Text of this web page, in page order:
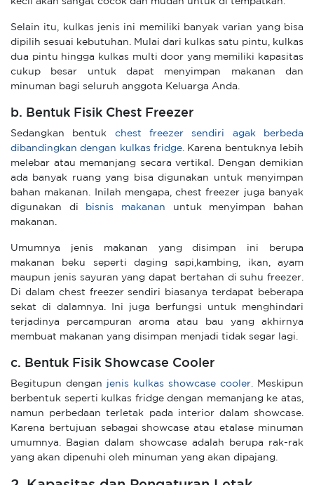
Selain itu, kulkas jenis ini memiliki banyak varian yang bisa
dipilih sesuai kebutuhan. Mulai dari kulkas satu pintu, kulkas
dua pintu hingga kulkas multi door yang memiliki kapasitas
cukup besar untuk dapat menyimpan makanan dan
minuman bagi seluruh anggota Keluarga Anda.
b. Bentuk Fisik Chest Freezer
Sedangkan bentuk chest freezer sendiri agak berbeda
dibandingkan dengan kulkas fridge.
Karena bentuknya lebih
melebar atau memanjang secara vertikal. Dengan demikian
ada banyak ruang yang bisa digunakan untuk menyimpan
bahan makanan. Inilah mengapa, chest freezer juga banyak
digunakan di
bisnis makanan untuk menyimpan bahan
makanan.
Umumnya jenis makanan yang disimpan ini berupa
makanan beku seperti daging sapi,kambing, ikan, ayam
maupun jenis sayuran yang dapat bertahan di suhu freezer.
Di dalam chest freezer sendiri biasanya terdapat beberapa
sekat di dalamnya. Ini juga berfungsi untuk menghindari
terjadinya percampuran aroma atau bau yang akhirnya
membuat makanan yang disimpan menjadi tidak segar lagi.
c. Bentuk Fisik Showcase Cooler
Begitupun dengan jenis kulkas showcase cooler.
Meskipun
berbentuk seperti kulkas fridge dengan memanjang ke atas,
namun perbedaan terletak pada interior dalam showcase.
Karena bertujuan sebagai showcase atau etalase minuman
umumnya. Bagian dalam showcase adalah berupa rak-rak
yang akan dipenuhi oleh minuman yang akan dipajang.